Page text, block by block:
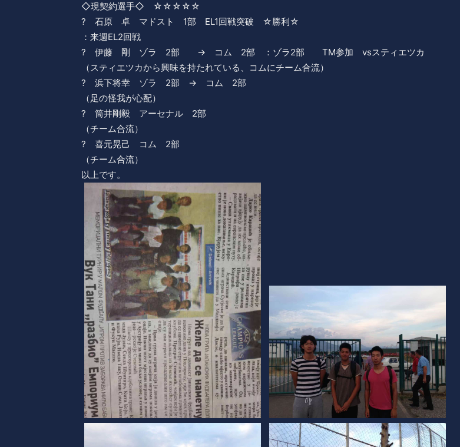
◇現契約選手◇ ☆☆☆☆☆
? 石原 卓 マドスト 1部 EL1回戦突破 ☆勝利☆
：来週EL2回戦
? 伊藤 剛 ゾラ 2部 → コム 2部 ：ゾラ2部 TM参加 vsスティエツカ
（スティエツカから興味を持たれている、コムにチーム合流）
? 浜下将幸 ゾラ 2部 → コム 2部
（足の怪我が心配）
? 筒井剛毅 アーセナル 2部
（チーム合流）
? 喜元晃己 コム 2部
（チーム合流）
以上です。